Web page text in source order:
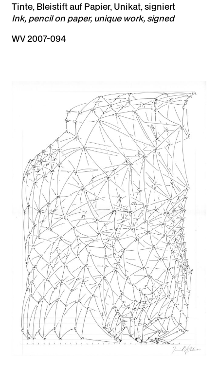
Tinte, Bleistift auf Papier, Unikat, signiert
Ink, pencil on paper, unique work, signed
WV 2007-094